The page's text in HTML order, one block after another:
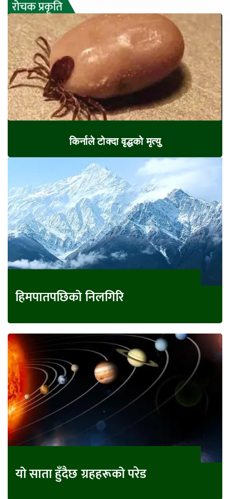
किर्नाले टोक्दा वृद्धको मृत्यु
हिमपातपछिको निलगिरि
यो साता हुँदैछ ग्रहहरूको परेड